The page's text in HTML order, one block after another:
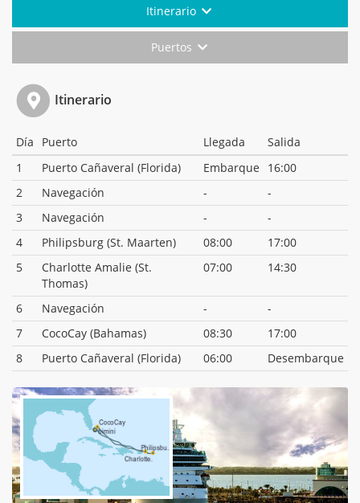
Itinerario
Puertos
Itinerario
Día Puerto Llegada
Salida
1
Puerto Cañaveral (Florida) Embarque
16:00
2
Navegación -
-
3
Navegación -
-
4
Philipsburg (St. Maarten) 08:00
17:00
5
Charlotte Amalie (St.
Thomas)
07:00 14:30
6 Navegación -
-
7
CocoCay (Bahamas) 08:30
17:00
8
Puerto Cañaveral (Florida) 06:00 Desembarque